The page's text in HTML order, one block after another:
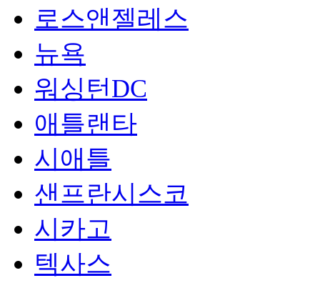
로스앤젤레스
뉴욕
워싱턴DC
애틀랜타
시애틀
샌프란시스코
시카고
텍사스